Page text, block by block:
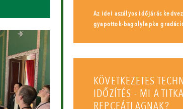
Az idei aszályos időjárás
gyapottok-bagolylepke
KÖVETKEZETES
IDŐZÍTÉS - MI A
REPCEÁTLAGNAK?